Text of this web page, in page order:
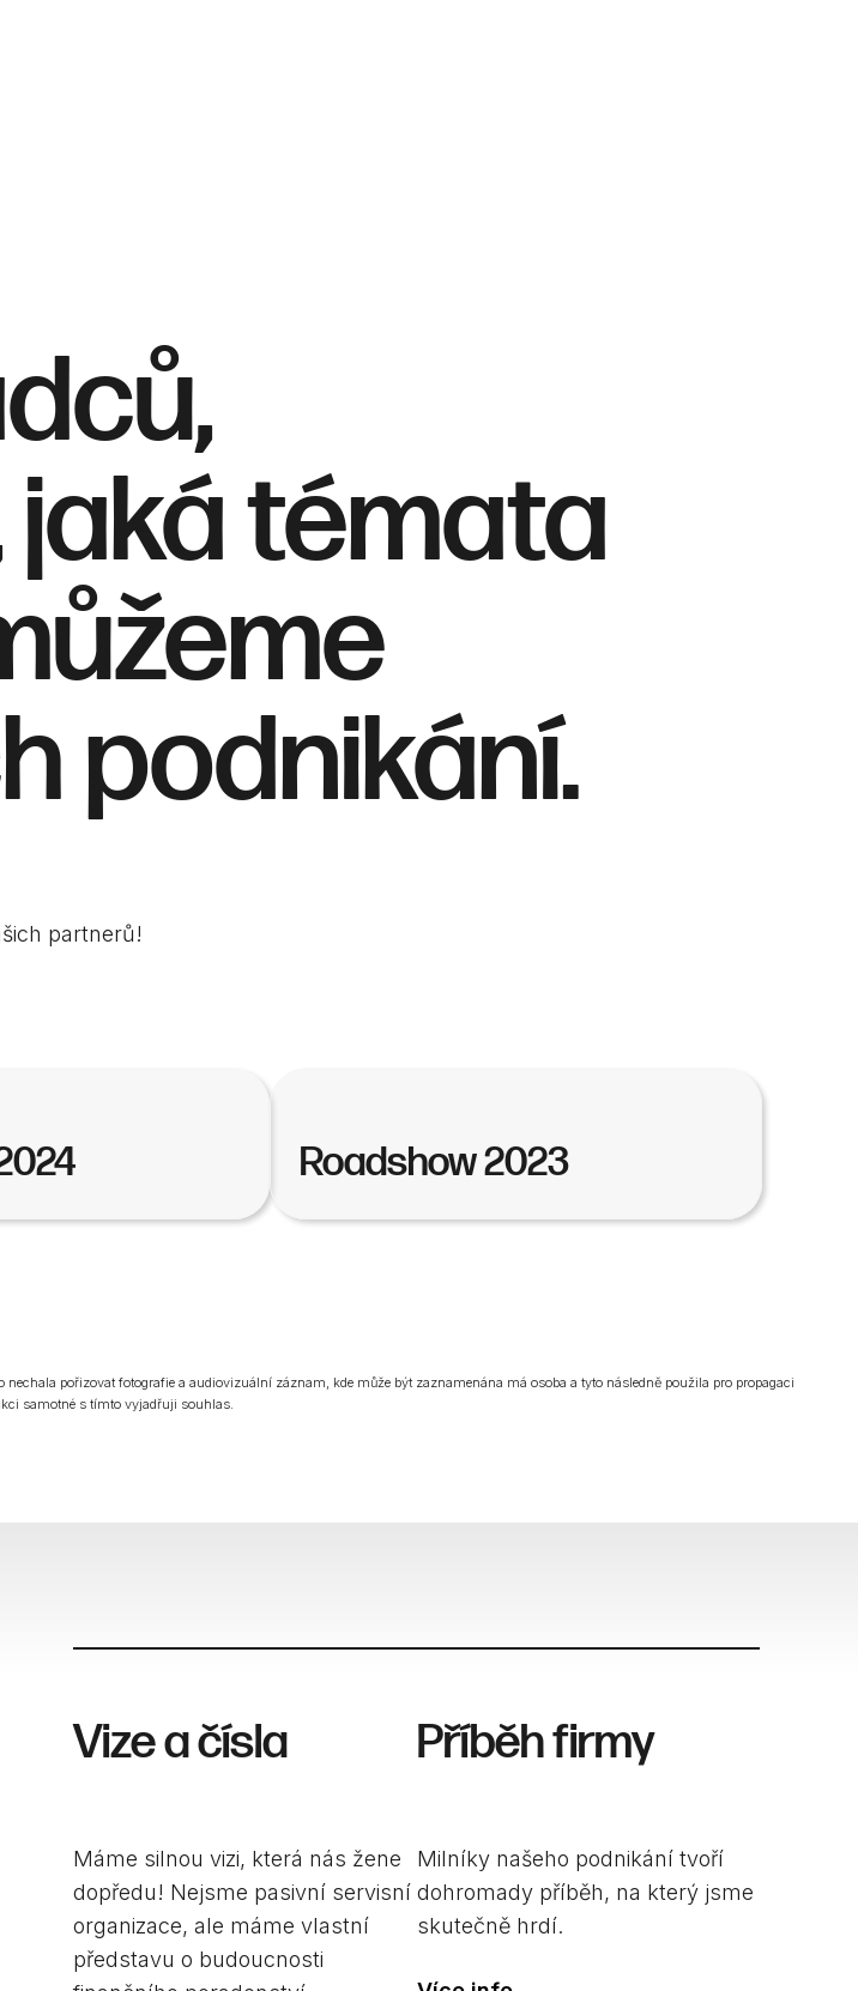
témata
podnikání.
partnerů!
Roadshow 2023
pořizovat fotografie a audiovizuální záznam, kde může být zaznamenána má osoba a tyto následně použila pro propagaci
samotné s tímto vyjadřuji souhlas.
Vize a čísla
Máme silnou vizi, která nás žene
dopředu! Nejsme pasivní servisní
organizace, ale máme vlastní
představu o budoucnosti
Příběh firmy
Milníky našeho podnikání tvoří
dohromady příběh, na který jsme
skutečně hrdí.